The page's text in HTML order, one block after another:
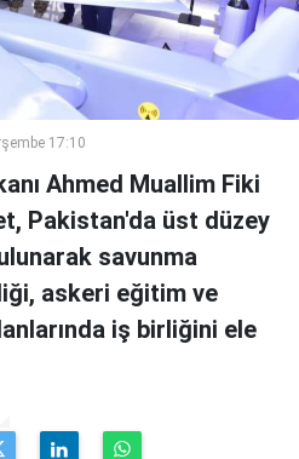
17:10
Ahmed Muallim Fiki
Pakistan'da üst düzey
savunma
askeri eğitim ve
iş birliğini ele